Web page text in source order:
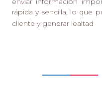
rápida y sencilla, lo que
cliente y generar lealtad